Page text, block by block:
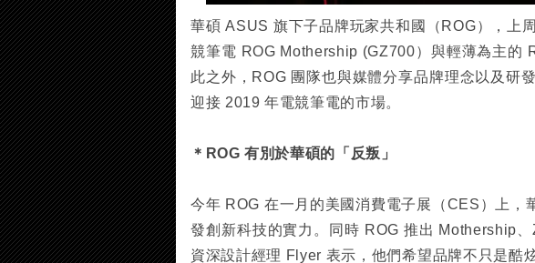
華碩 ASUS 旗下子品牌玩家共和國（ROG），上
競筆電 ROG Mothership (GZ700）與輕薄為主的
此之外，ROG 團隊也與媒體分享品牌理念以及研
迎接 2019 年電競筆電的市場。
＊ROG 有別於華碩的「反叛」
今年 ROG 在一月的美國消費電子展（CES）上，
發創新科技的實力。同時 ROG 推出 Mothership
資深設計經理 Flyer 表示，他們希望品牌不只是酷